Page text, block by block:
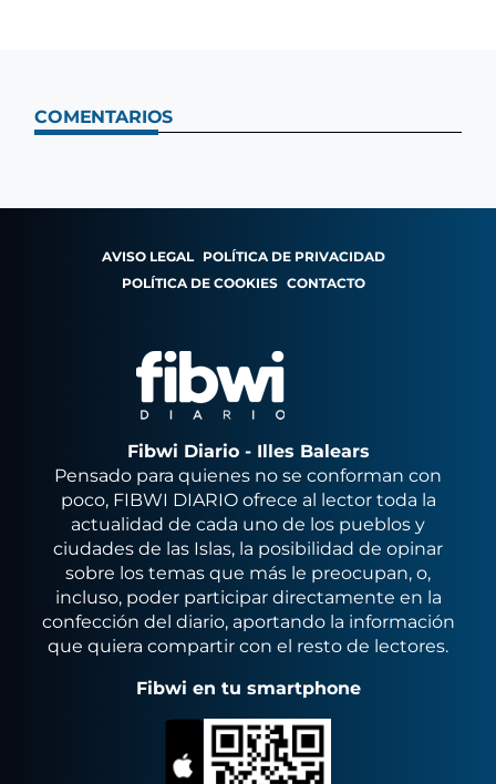
COMENTARIOS
AVISO LEGAL POLÍTICA DE PRIVACIDAD
POLÍTICA DE COOKIES CONTACTO
Fibwi Diario - Illes Balears
Pensado para quienes no se conforman con
poco, FIBWI DIARIO ofrece al lector toda la
actualidad de cada uno de los pueblos y
ciudades de las Islas, la posibilidad de opinar
sobre los temas que más le preocupan, o,
incluso, poder participar directamente en la
confección del diario, aportando la información
que quiera compartir con el resto de lectores.
Fibwi en tu smartphone